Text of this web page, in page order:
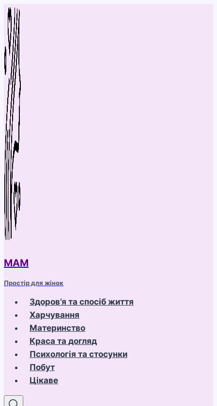
Перейти
до
вмісту
МАМ
Простір для жінок
Здоров’я та спосіб життя
Харчування
Материнство
Краса та догляд
Психологія та стосунки
Побут
Цікаве